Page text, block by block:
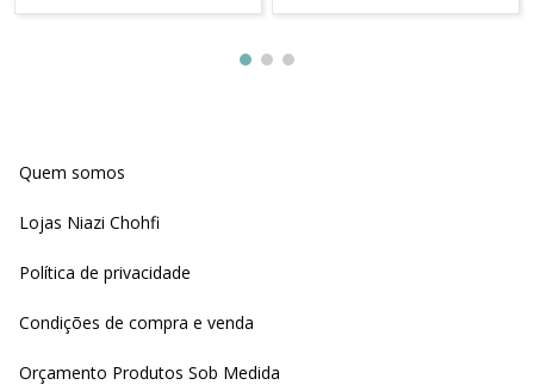
Quem somos
Lojas Niazi Chohfi
Política de privacidade
Condições de compra e venda
Orçamento Produtos Sob Medida